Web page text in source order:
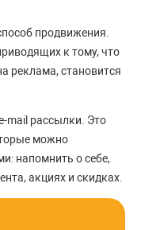
продвижения.
к тому, что
реклама, становится
mail рассылки. Это
можно
напомнить о себе,
акциях и скидках.